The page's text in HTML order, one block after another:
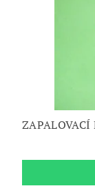
ZAPALOVACÍ